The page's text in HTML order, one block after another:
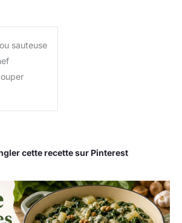
sauteuse
cette recette sur Pinterest